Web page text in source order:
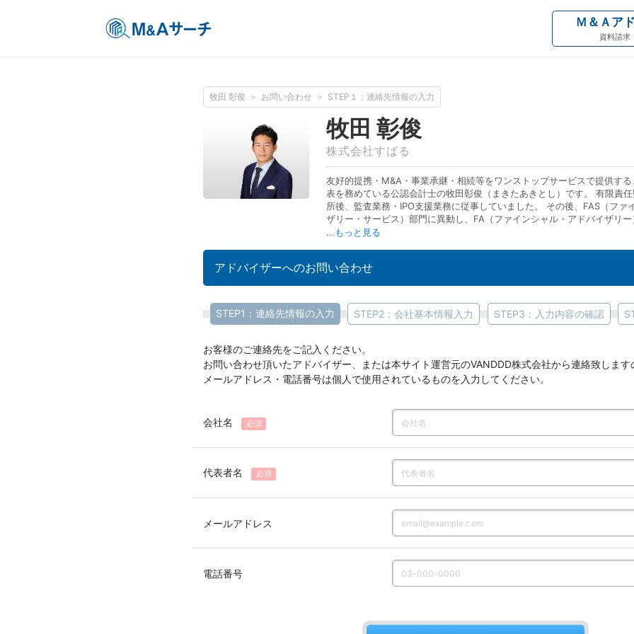
Ｍ＆Ａア
資料請求
牧田 彰俊 お問い合わせ STEP１：連絡先情報の入力
牧田 彰俊
株式会社すばる
友好的提携・M&A・事業承継・相続等をワンストップサービスで提供す
表を務めている公認会計士の牧田彰俊（まきたあきとし）です。 有限責
所後、監査業務・IPO支援業務に従事していました。 その後、FAS（ファ
ザリー・サービス）部門に異動し、FA（ファインシャル・アドバイザリ
VAL（価値算定）業務やDD（デューデリジェンス）業務等の各種M&A業
中堅中小企業のお客様に満足いくサービスをスピード感をもって提供す
...もっと見る
アドバイザーへのお問い合わせ
STEP1：連絡先情報の入力 STEP2：会社基本情報入力 STEP3：入力内容の確認
お客様のご連絡先をご記入ください。
お問い合わせ頂いたアドバイザー、または本サイト運営元のVANDDD株式会社から連絡致します
メールアドレス・電話番号は個人で使用されているものを入力してください。
会社名 必須
代表者名 必須
メールアドレス
電話番号